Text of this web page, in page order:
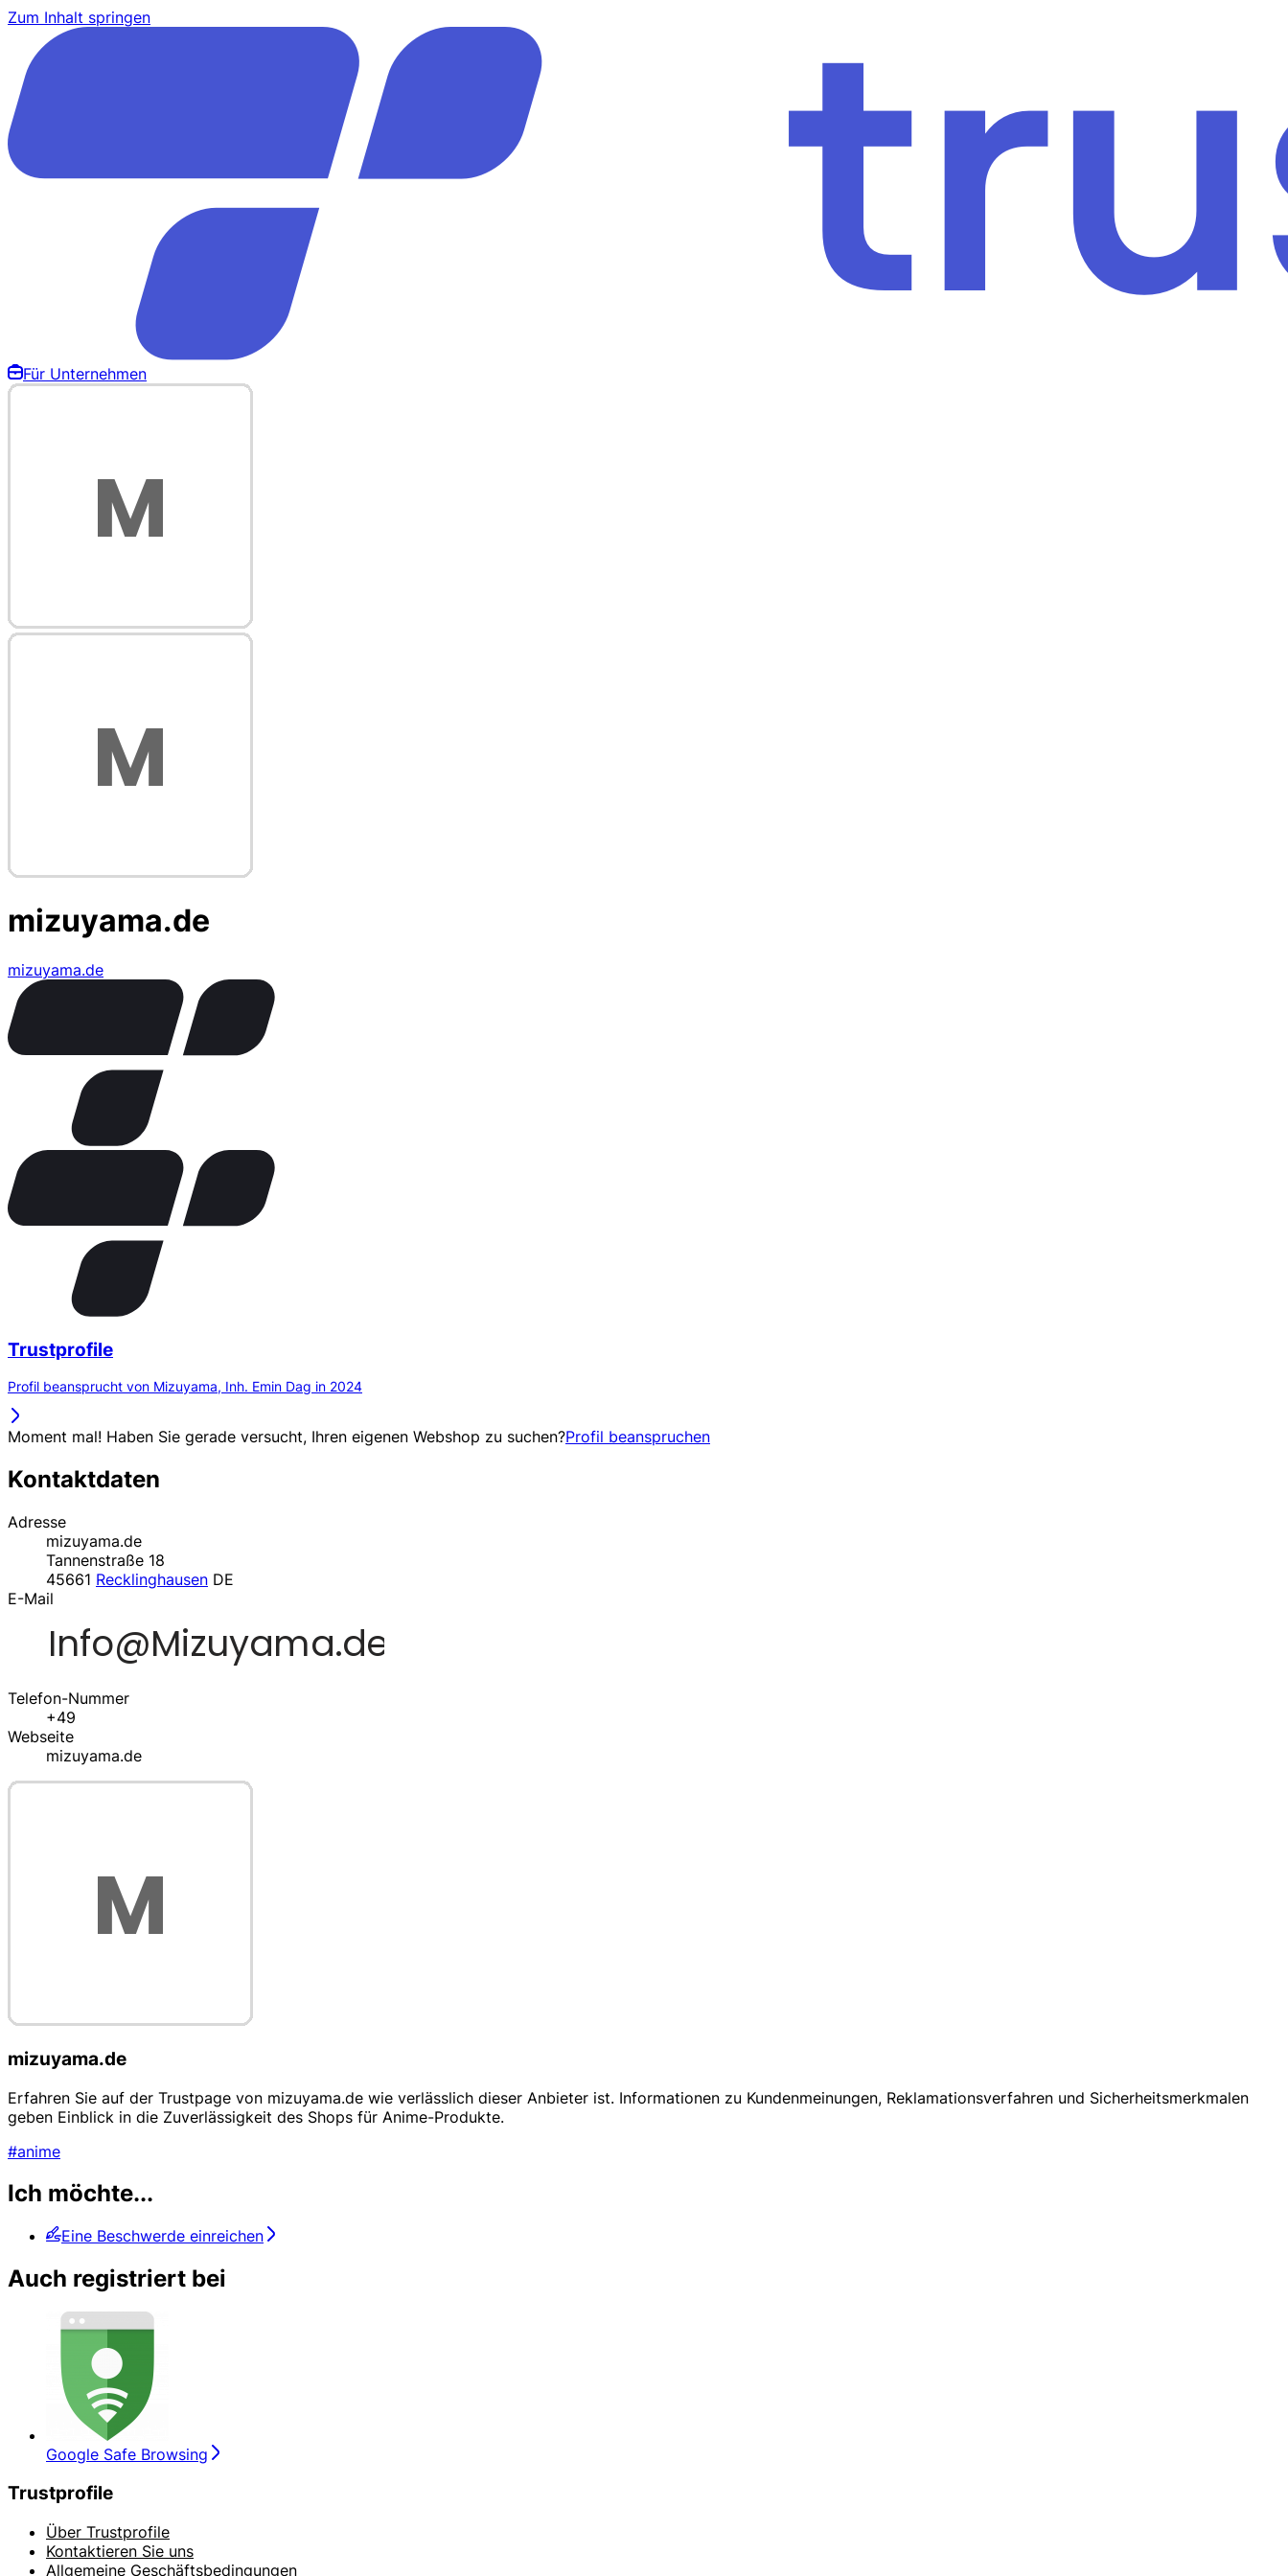
Zum Inhalt springen
Für Unternehmen
mizuyama.de
mizuyama.de
Trustprofile
Profil beansprucht von Mizuyama, Inh. Emin Dag in 2024
Moment mal! Haben Sie gerade versucht, Ihren eigenen Webshop zu suchen?Profil beanspruchen
Kontaktdaten
Adresse
mizuyama.de
Tannenstraße 18
45661 Recklinghausen DE
E-Mail
Telefon-Nummer
+49
Webseite
mizuyama.de
mizuyama.de
Erfahren Sie auf der Trustpage von mizuyama.de wie verlässlich dieser Anbieter ist. Informationen zu Kundenmeinungen, Reklamationsverfahren und Sicherheitsmerkmalen
geben Einblick in die Zuverlässigkeit des Shops für Anime-Produkte.
#anime
Ich möchte...
Eine Beschwerde einreichen
Auch registriert bei
Google Safe Browsing
Trustprofile
Über Trustprofile
Kontaktieren Sie uns
Allgemeine Geschäftsbedingungen